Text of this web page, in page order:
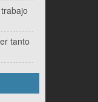
tanto